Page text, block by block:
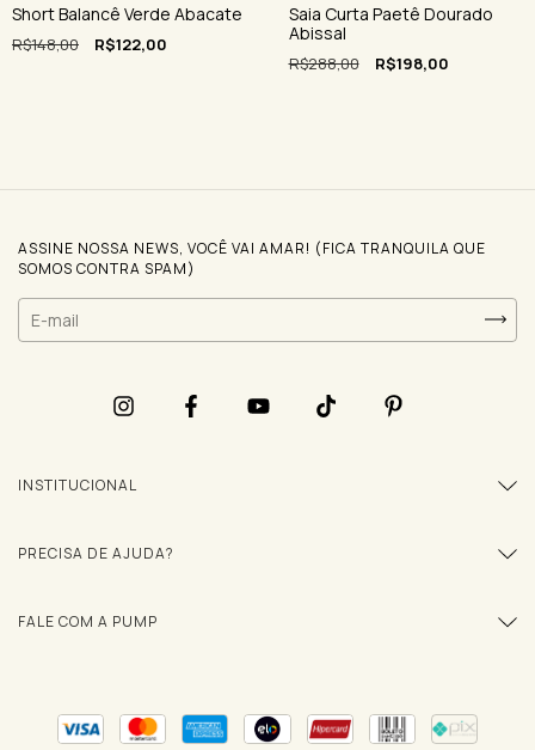
Short Balancê Verde Abacate
R$148,00 R$122,00
Saia Curta Paetê Dourado
Abissal
R$288,00 R$198,00
ASSINE NOSSA NEWS, VOCÊ VAI AMAR! (FICA TRANQUILA QUE
SOMOS CONTRA SPAM)
INSTITUCIONAL
PRECISA DE AJUDA?
FALE COM A PUMP